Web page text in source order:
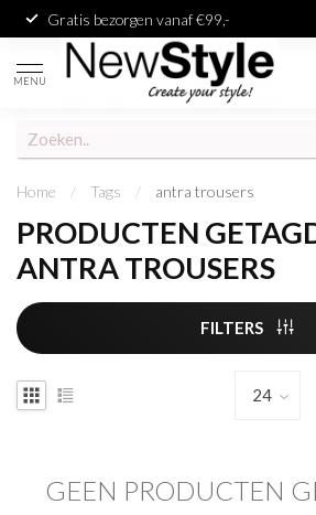
Gratis bezorgen vanaf €99,-
MENU
Home / Tags / antra trousers
PRODUCTEN
ANTRA TROUSERS
FILTERS
GEEN PRODUCTEN